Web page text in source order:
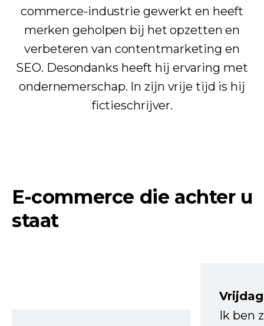
commerce-industrie gewerkt en heeft
merken geholpen bij het opzetten en
verbeteren van contentmarketing en
SEO. Desondanks heeft hij ervaring met
ondernemerschap. In zijn vrije tijd is hij
fictieschrijver.
E-commerce die achter u
staat
Ik ben